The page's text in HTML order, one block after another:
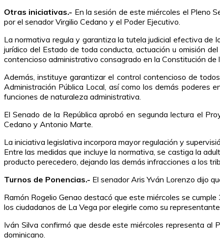
Otras iniciativas.- En la sesión de este miércoles el Pleno
por el senador Virgilio Cedano y el Poder Ejecutivo.
La normativa regula y garantiza la tutela judicial efectiva de
jurídico del Estado de toda conducta, actuación u omisión
contencioso administrativo consagrado en la Constitución de
Además, instituye garantizar el control contencioso de
Administración Pública Local, así como los demás poderes
funciones de naturaleza administrativa.
El Senado de la República aprobó en segunda lectura el
Cedano y Antonio Marte.
La iniciativa legislativa incorpora mayor regulación y
Entre las medidas que incluye la normativa, se castiga la
producto perecedero, dejando las demás infracciones a los
Turnos de Ponencias.- El senador Aris Yván Lorenzo dijo
Ramón Rogelio Genao destacó que este miércoles se
los ciudadanos de La Vega por elegirle como su representante.
Iván Silva confirmó que desde este miércoles representa al
dominicano.